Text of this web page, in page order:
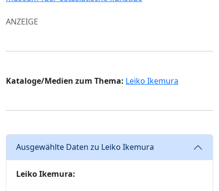
ANZEIGE
Kataloge/Medien zum Thema: Leiko Ikemura
Ausgewählte Daten zu Leiko Ikemura
Leiko Ikemura: